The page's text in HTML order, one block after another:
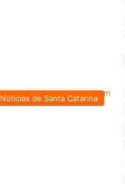
Notícias de Santa Catarina